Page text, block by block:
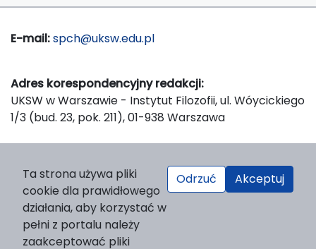
E-mail:spch@uksw.edu.pl
Adres korespondencyjny redakcji:
UKSW w Warszawie - Instytut Filozofii, ul. Wóycickiego
1/3 (bud. 23, pok. 211), 01-938 Warszawa
Wydawnictwo Naukowe UKSW, ul. Dewajtis 5, domek
nr 2, 01-815 Warszawa
Strona WWW Wydawnictwa
e-mail: wydawnictwo@uksw.edu.pl
Ta strona używa pliki
cookie dla prawidłowego
działania, aby korzystać w
pełni z portalu należy
zaakceptować pliki
Odrzuć Akceptuj